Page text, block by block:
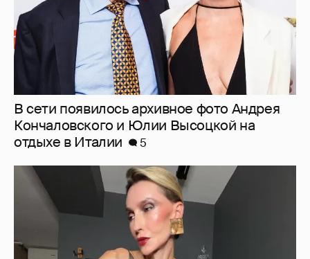
"Люблю своё тело". 52-летняя Наталья
Максимова показала фигуру в "голых"